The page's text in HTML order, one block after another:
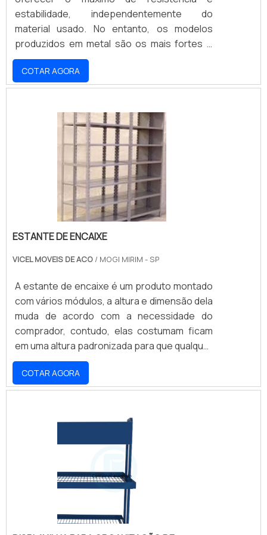
estabilidade, independentemente do
material usado. No entanto, os modelos
produzidos em metal são os mais fortes e
seguros dentre as opções possíveis,
embora o seu valor seja um pouco maior em
comparação aos demais modelos. Contudo,
para quem precisa contar com um cabide de
resistência superior.Com estrutura
totalmente cromada e acabamento que
garante a sua proteção completa .
COTAR AGORA
ESTANTE DE ENCAIXE
VICEL MOVEIS DE ACO / MOGI MIRIM - SP
A estante de encaixe é um produto montado
com vários módulos, a altura e dimensão dela
muda de acordo com a necessidade do
comprador, contudo, elas costumam ficam
em uma altura padronizada para que qualquer
pessoa consiga alcançar. Vantagens e
benefícios do produtoAs estantes com
encaixe são muito utilizadas em
versatilidade e ótima funcionalidade. Elas têm
a capacidade de armazenar diversos tipos de
materiais, desde itens pequenos, até
grandes, além disso apresentam outros
benefícios, como: Fácil acesso; Manuseio
rápido; Não há a necessidade de
equipamentos; Entre outros pontos
extremamente positivos.A estrutura destas
COTAR AGORA